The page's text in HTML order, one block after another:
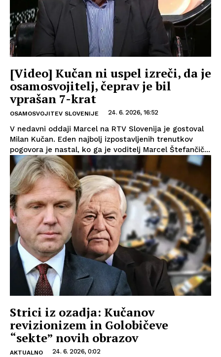
[Video] Kučan ni uspel izreči, da je
osamosvojitelj, čeprav je bil
vprašan 7-krat
OSAMOSVOJITEV SLOVENIJE 24. 6. 2026, 16:52
V nedavni oddaji Marcel na RTV Slovenija je gostoval
Milan Kučan. Eden najbolj izpostavljenih trenutkov
pogovora je nastal, ko ga je voditelj Marcel Štefančič...
Strici iz ozadja: Kučanov
revizionizem in Golobičeve
“sekte” novih obrazov
AKTUALNO 24. 6. 2026, 0:02